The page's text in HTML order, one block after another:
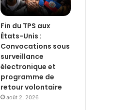
Fin du TPS aux
États-Unis :
Convocations sous
surveillance
électronique et
programme de
retour volontaire
août 2, 2026